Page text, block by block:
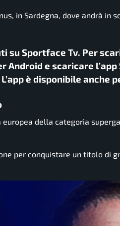
in Sardegna, dove andrà in
Sportface Tv. Per
Android e scaricare
è disponibile anche
della categoria
per conquistare un titolo di